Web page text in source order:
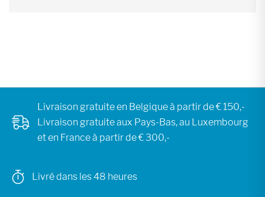
Livraison gratuite en Belgique à partir de € 150,-
Livraison gratuite aux Pays-Bas, au Luxembourg
et en France à partir de € 300,-
Livré dans les 48 heures